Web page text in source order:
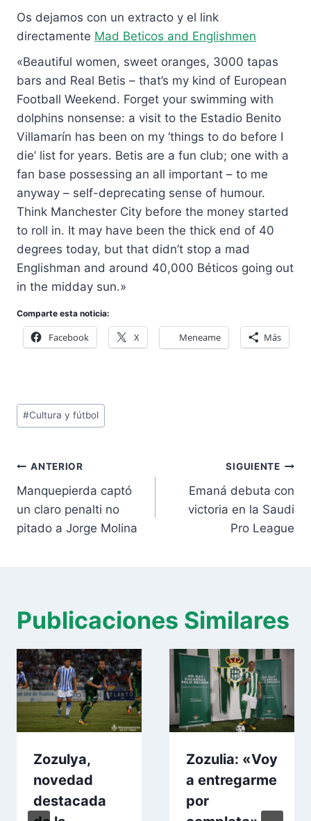
Os dejamos con un extracto y el link
directamente Mad Beticos and Englishmen
«Beautiful women, sweet oranges, 3000 tapas
bars and Real Betis – that’s my kind of European
Football Weekend. Forget your swimming with
dolphins nonsense: a visit to the Estadio Benito
Villamarín has been on my ‘things to do before I
die’ list for years. Betis are a fun club; one with a
fan base possessing an all important – to me
anyway – self-deprecating sense of humour.
Think Manchester City before the money started
to roll in. It may have been the thick end of 40
degrees today, but that didn’t stop a mad
Englishman and around 40,000 Béticos going out
in the midday sun.»
Comparte esta noticia:
Facebook X Meneame Más
Etiquetas
de
entrada:
#Cultura y fútbol
Navegación
de
entradas
ANTERIOR
Manquepierda captó
un claro penalti no
pitado a Jorge Molina
SIGUIENTE
Emaná debuta con
victoria en la Saudi
Pro League
Publicaciones Similares
Zozulya,
novedad
destacada
Zozulia: «Voy
a entregarme
por